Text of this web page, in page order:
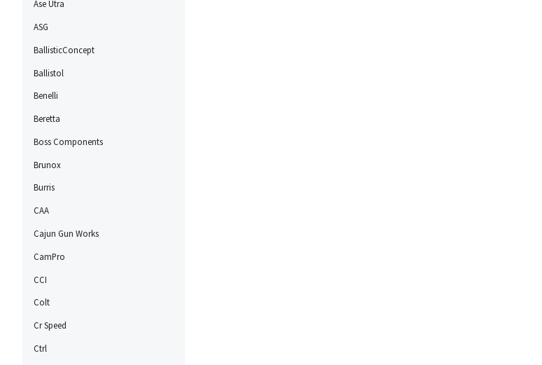
Ase Utra
ASG
BallisticConcept
Ballistol
Benelli
Beretta
Boss Components
Brunox
Burris
CAA
Cajun Gun Works
CamPro
CCI
Colt
Cr Speed
Ctrl